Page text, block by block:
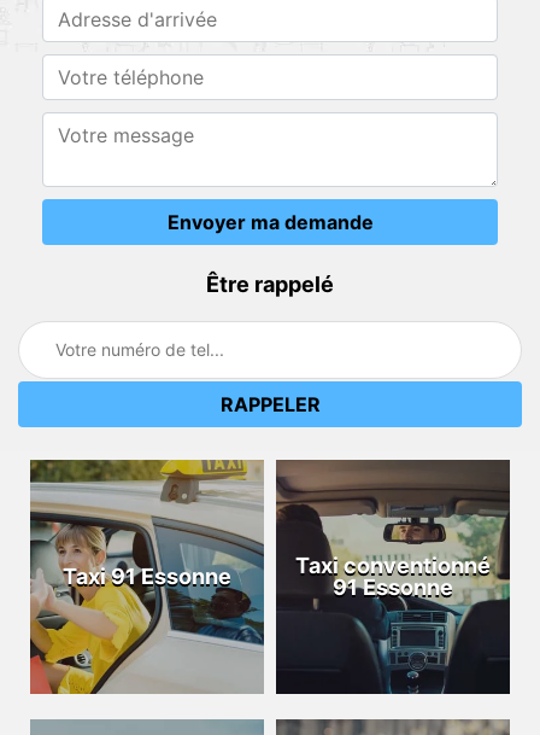
Être rappelé
Taxi 91 Essonne
Taxi conventionné
91 Essonne